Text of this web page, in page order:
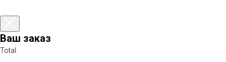
Ваш заказ
Total: